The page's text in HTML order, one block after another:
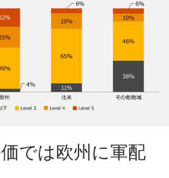
では欧州に軍配